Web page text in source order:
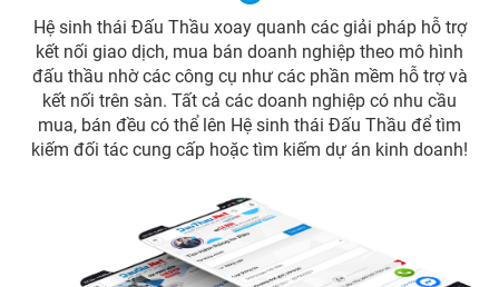
Hệ sinh thái Đấu Thầu xoay quanh các giải pháp hỗ trợ
kết nối giao dịch, mua bán doanh nghiệp theo mô hình
đấu thầu nhờ các công cụ như các phần mềm hỗ trợ và
kết nối trên sàn. Tất cả các doanh nghiệp có nhu cầu
mua, bán đều có thể lên Hệ sinh thái Đấu Thầu để tìm
kiếm đối tác cung cấp hoặc tìm kiếm dự án kinh doanh!